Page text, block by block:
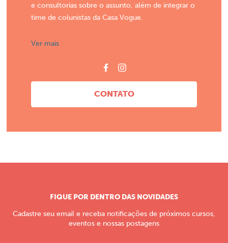
e consultorias sobre o assunto, além de integrar o
time de colunistas da Casa Vogue.
Ver mais
CONTATO
FIQUE POR DENTRO DAS NOVIDADES
Cadastre seu email e receba notificações de próximos cursos,
eventos e nossas postagens